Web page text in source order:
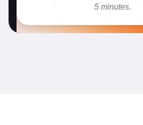
5 minutes.